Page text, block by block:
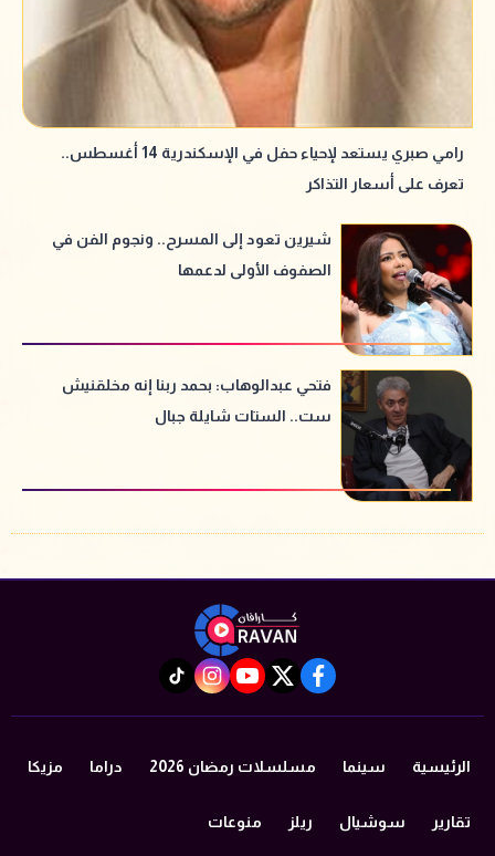
رامي صبري يستعد لإحياء حفل في الإسكندرية 14 أغسطس..
تعرف على أسعار التذاكر
شيرين تعود إلى المسرح.. ونجوم الفن في
الصفوف الأولى لدعمها
فتحي عبدالوهاب: بحمد ربنا إنه مخلقنيش
ست.. الستات شايلة جبال
facebook
twitter
youtube
instagram
tiktok
الرئيسية سينما مسلسلات رمضان 2026 دراما مزيكا
تقارير سوشيال ريلز منوعات